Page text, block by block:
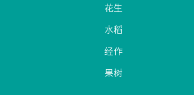
花生
水稻
经作
果树